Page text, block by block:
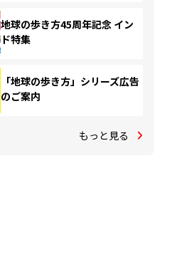
地球の歩き方45周年記念 イン
ド特集
「地球の歩き方」シリーズ広告
のご案内
もっと見る